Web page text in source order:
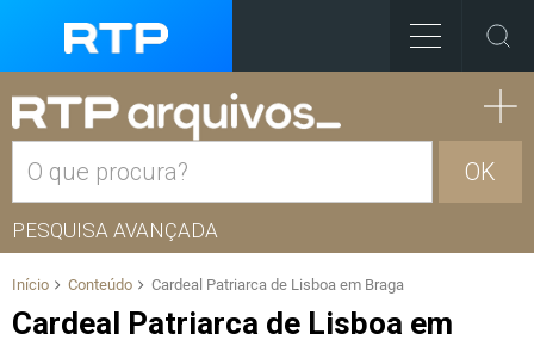
OK
PESQUISA AVANÇADA
Início Conteúdo Cardeal Patriarca de Lisboa em Braga
Cardeal Patriarca de Lisboa em